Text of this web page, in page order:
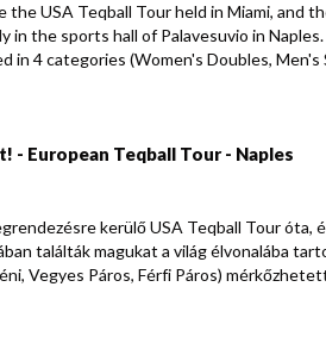
the USA Teqball Tour held in Miami, and
in the sports hall of Palavesuvio in
4 categories (Women's Doubles, Men's
- European Teqball Tour - Naples
kerülő USA Teqball Tour óta,
találták magukat a világ élvonalába
Vegyes Páros, Férfi Páros)